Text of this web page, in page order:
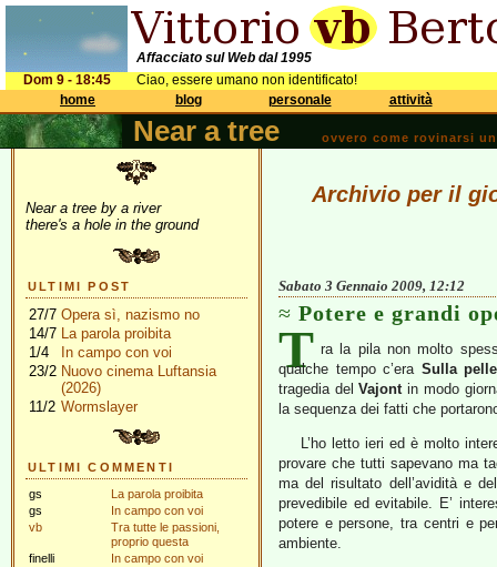
Affacciato sul Web dal 1995
Dom 9 - 18:45
Ciao, essere umano non identificato!
home
blog personale attività
Near a tree ovvero come rovinarsi
Near a tree by a river
there's a hole in the ground
ULTIMI POST
27/7 Opera sì, nazismo no
14/7 La parola proibita
1/4
In campo con voi
23/2 Nuovo cinema Luftansia
(2026)
11/2 Wormslayer
ULTIMI COMMENTI
gs
La parola proibita
gs
In campo con voi
vb
Tra tutte le passioni,
proprio questa
finelli
In campo con voi
Archivio per il
Sabato 3 Gennaio 2009, 12:12
Potere e grandi
T ra la pila non molto
qualche tempo c’era Sulla
tragedia delVajontin modo
la sequenza dei fatti che
L’ho letto ieri ed è molto
provare che tutti sapevano ma
ma del risultato dell’avidità e
prevedibile ed evitabile. E’
potere e persone, tra centri e
ambiente.